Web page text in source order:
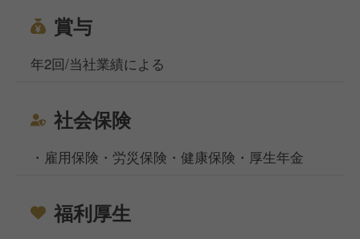
賞与
年2回/当社業績による
社会保険
・雇用保険・労災保険・健康保険・厚生年金
福利厚生